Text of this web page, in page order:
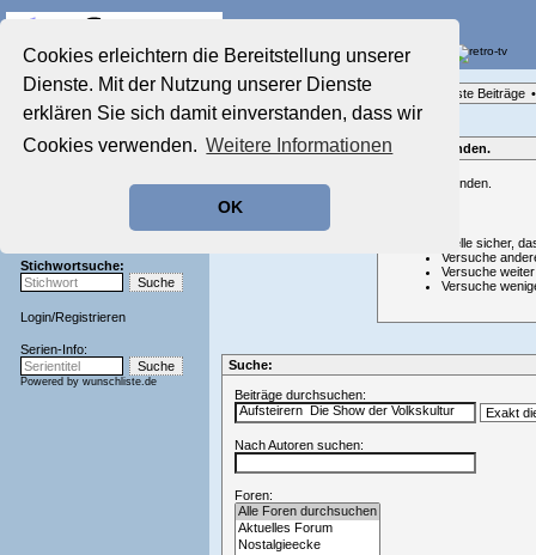
Cookies erleichtern die Bereitstellung unserer
Dienste. Mit der Nutzung unserer Dienste
erklären Sie sich damit einverstanden, dass wir
Cookies verwenden. Weitere Informationen
OK
Startseite
Aktuelles Forum
Film-Forum
Zeichentrick-Forum
Stichwortsuche:
Login/Registrieren
Serien-Info:
Powered by wunschliste.de
Forenliste • Themenübersicht Neueste Beiträge •
Nichts gefunden.
Nichts gefunden.
Stelle sicher,
Versuche
Versuche
Versuche
Suche:
Beiträge durchsuchen:
Nach Autoren suchen:
Foren: